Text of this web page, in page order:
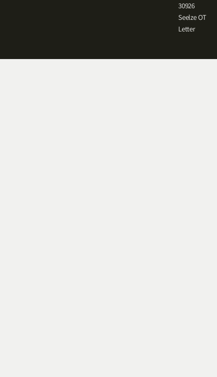
30926
Seelze OT
Letter